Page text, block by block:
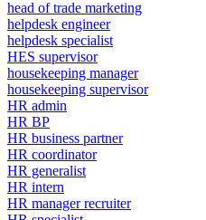
head of trade marketing
helpdesk engineer
helpdesk specialist
HES supervisor
housekeeping manager
housekeeping supervisor
HR admin
HR BP
HR business partner
HR coordinator
HR generalist
HR intern
HR manager recruiter